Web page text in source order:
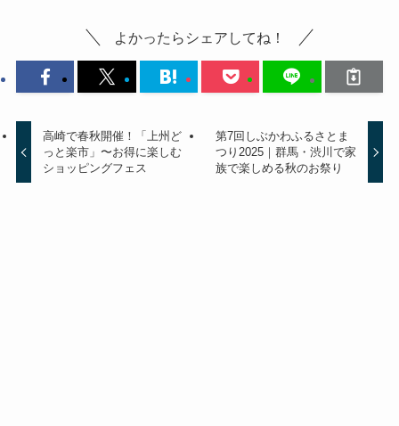
よかったらシェアしてね！
高崎で春秋開催！「上州ど
っと楽市」〜お得に楽しむ
ショッピングフェス
第7回しぶかわふるさとま
つり2025｜群馬・渋川で家
族で楽しめる秋のお祭り